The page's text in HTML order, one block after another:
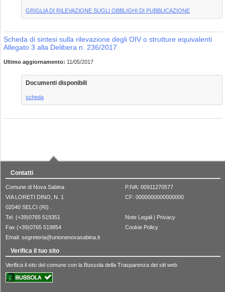
GRIGLIA DI RILEVAZIONE SUGLI OBBLIGHI DI PUBBLICAZIONE
Scheda di sintesi sulla rilevazione degli OIV o strutture equivalenti
Allegato 3 alla Delibera n. 236/2017
Ultimo aggiornamento: 11/05/2017
Documenti disponibili
scheda
Contatti
Comune di Nova Sabina
VIA LORETI DINO, N. 1
02040 SELCI (RI) .
Tel. (+39)0765 519351
Fax (+39)0765 519854
Email: segreteria@unionenovasabina.it
P.IVA: 00911270577
CF: 0000000000000000
Note Legali | Privacy
Cookie Policy
Verifica il tuo sito
Verifica il sito del comune con la Bussola della Trasparenza dei siti web